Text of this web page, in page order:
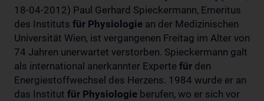
18-04-2012) Paul Gerhard Spieckermann, Emeritus
des Instituts für Physiologie an der Medizinischen
Universität Wien, ist vergangenen Freitag im Alter von
74 Jahren unerwartet verstorben. Spieckermann galt
als international anerkannter Experte für den
Energiestoffwechsel des Herzens. 1984 wurde er an
das Institut für Physiologie berufen, wo er sich vor